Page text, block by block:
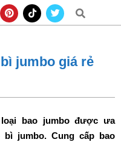
Search
jumbo giá rẻ
bao jumbo được ưa
jumbo. Cung cấp bao